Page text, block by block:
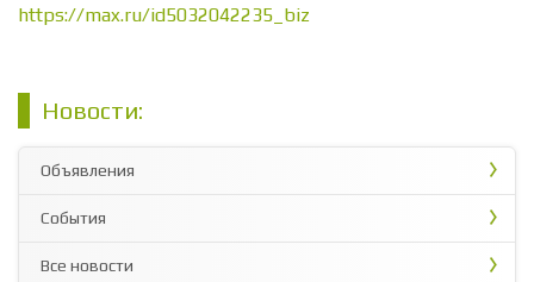
https://max.ru/id5032042235_biz
Новости:
Объявления
События
Все новости